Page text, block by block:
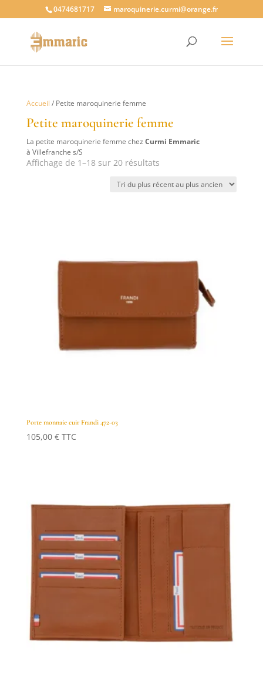
0474681717 maroquinerie.curmi@orange.fr
Accueil / Petite maroquinerie femme
Petite maroquinerie femme
La petite maroquinerie femme chez Curmi Emmaric
à Villefranche s/S
Affichage de 1–18 sur 20 résultatsTrié
plus
Porte monnaie cuir Frandi 472-03
105,00 € TTC